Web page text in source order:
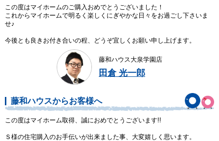
この度はマイホームのご購入おめでとうございました！
これからマイホームで明るく楽しくにぎやかな日々をお過ごし下さいま
せ♪
今後とも良きお付き合いの程、どうぞ宜しくお願い申し上げます。
藤和ハウス大泉学園店
田倉 光一郎
藤和ハウスからお客様へ
この度はマイホーム取得、誠におめでとうございます!!
Ｓ様の住宅購入のお手伝いが出来ました事、大変嬉しく思います。